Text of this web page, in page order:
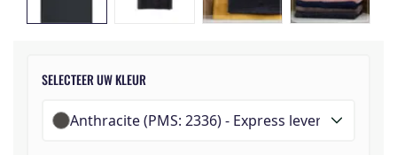
SELECTEER UW KLEUR
Anthracite (PMS: 2336) - Express levering